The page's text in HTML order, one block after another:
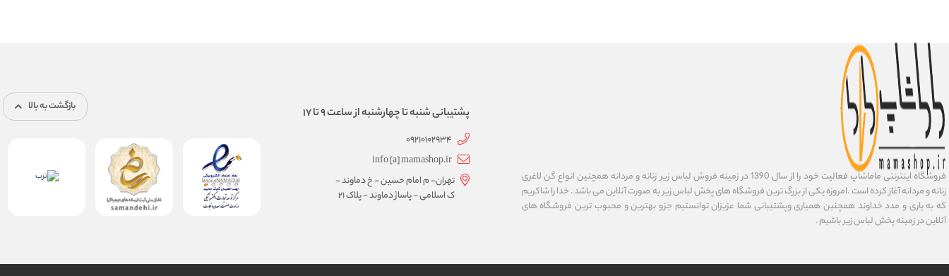
فروشگاه اینترنتی ماماشاپ فعالیت خود را از سال 1390 در زمینه فروش لباس زیر زنانه و مردانه همچنین انواع گن لاغری
زنانه و مردانه آغاز کرده است .امروزه یکی از بزرگ ترین فروشگاه های پخش لباس زیر به صورت آنلاین می باشد . خدا را شاکریم
که به یاری و مدد خداوند همچنین همیاری وپشتیبانی شما عزیزان توانستیم جزو بهترین و محبوب ترین فروشگاه های
آنلاین در زمینه پخش لباس زیر باشیم .
پشتیبانی شنبه تا چهارشنبه از ساعت 9 تا 17
09210102934
info [a] mamashop.ir
تهران- م امام حسین - خ دماوند -
ک اسلامی - پاساژ دماوند - پلاک 21
بازگشت به بالا